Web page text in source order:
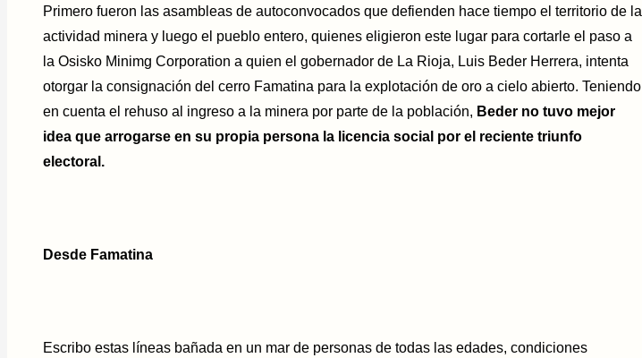
Primero fueron las asambleas de autoconvocados que defienden hace tiempo el territorio de la
actividad minera y luego el pueblo entero, quienes eligieron este lugar para cortarle el paso a
la Osisko Minimg Corporation a quien el gobernador de La Rioja, Luis Beder Herrera, intenta
otorgar la consignación del cerro Famatina para la explotación de oro a cielo abierto. Teniendo
en cuenta el rehuso al ingreso a la minera por parte de la población, Beder no tuvo mejor
idea que arrogarse en su propia persona la licencia social por el reciente triunfo
electoral.
Desde Famatina
Escribo estas líneas bañada en un mar de personas de todas las edades, condiciones